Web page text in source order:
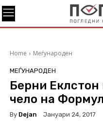
Home Меѓународен
МЕЃУНАРОДЕН
Берни Еклстон
чело на
By Dejan Јануари 24, 2017